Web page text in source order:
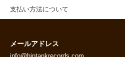
支払い方法について
メールアドレス